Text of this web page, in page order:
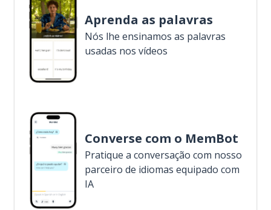
Aprenda as palavras
Nós lhe ensinamos as palavras
usadas nos vídeos
Converse com o MemBot
Pratique a conversação com nosso
parceiro de idiomas equipado com
IA